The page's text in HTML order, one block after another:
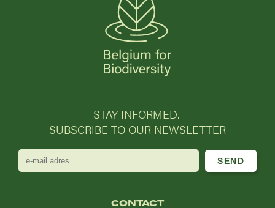
STAY INFORMED.
SUBSCRIBE TO OUR NEWSLETTER
e-
mail
CONTACT